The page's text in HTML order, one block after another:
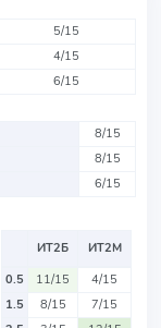
5/15
4/15
6/15
8/15
8/15
6/15
ИТ2Б
ИТ2М
0.5
11/15
4/15
1.5
8/15
7/15